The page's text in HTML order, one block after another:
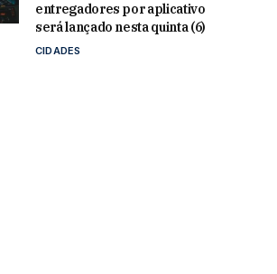
entregadores por aplicativo
será lançado nesta quinta (6)
CIDADES